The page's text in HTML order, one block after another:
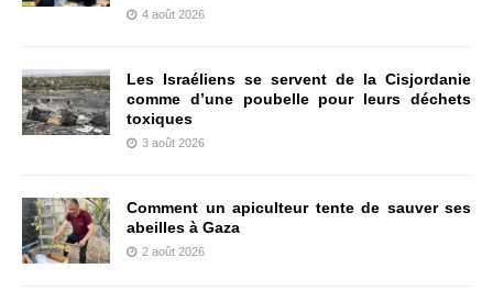
4 août 2026
Les Israéliens se servent de la Cisjordanie
comme d’une poubelle pour leurs déchets
toxiques
3 août 2026
Comment un apiculteur tente de sauver ses
abeilles à Gaza
2 août 2026